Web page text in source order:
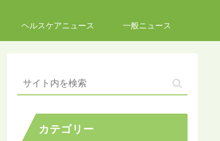
ヘルスケアニュース 一般ニュース
カテゴリー